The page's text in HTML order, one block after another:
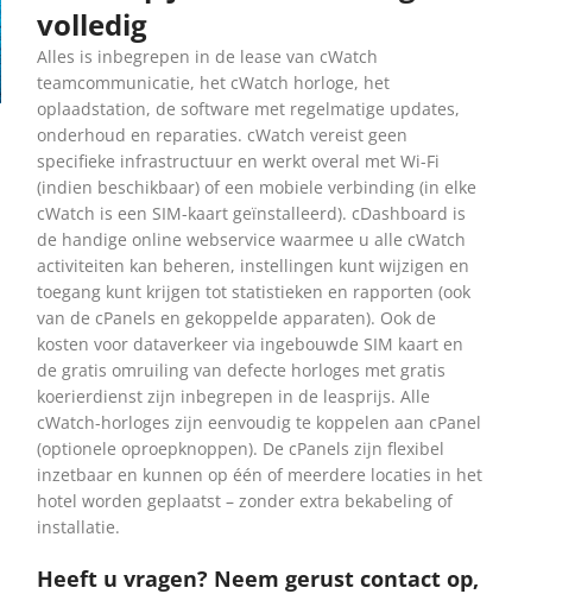
volledig
Alles is inbegrepen in de lease van cWatch
teamcommunicatie, het cWatch horloge, het
oplaadstation, de software met regelmatige updates,
onderhoud en reparaties. cWatch vereist geen
specifieke infrastructuur en werkt overal met Wi-Fi
(indien beschikbaar) of een mobiele verbinding (in elke
cWatch is een SIM-kaart geïnstalleerd). cDashboard is
de handige online webservice waarmee u alle cWatch
activiteiten kan beheren, instellingen kunt wijzigen en
toegang kunt krijgen tot statistieken en rapporten (ook
van de cPanels en gekoppelde apparaten). Ook de
kosten voor dataverkeer via ingebouwde SIM kaart en
de gratis omruiling van defecte horloges met gratis
koerierdienst zijn inbegrepen in de leasprijs. Alle
cWatch-horloges zijn eenvoudig te koppelen aan cPanel
(optionele oproepknoppen). De cPanels zijn flexibel
inzetbaar en kunnen op één of meerdere locaties in het
hotel worden geplaatst – zonder extra bekabeling of
installatie.
Heeft u vragen? Neem gerust contact op,